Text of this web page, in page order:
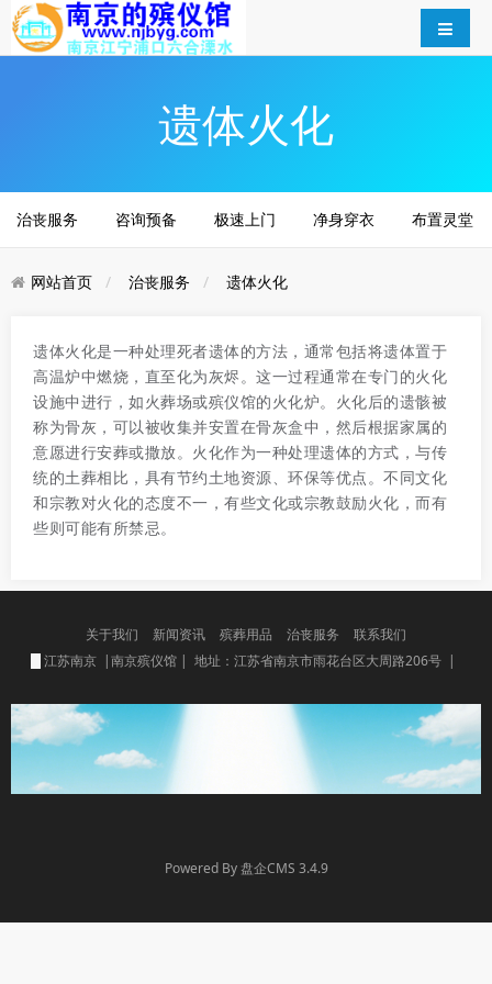
遗体火化
治丧服务 咨询预备 极速上门 净身穿衣 布置灵堂
网站首页 治丧服务 遗体火化
遗体火化是一种处理死者遗体的方法，通常包括将遗体置于
高温炉中燃烧，直至化为灰烬。这一过程通常在专门的火化
设施中进行，如火葬场或殡仪馆的火化炉。火化后的遗骸被
称为骨灰，可以被收集并安置在骨灰盒中，然后根据家属的
意愿进行安葬或撒放。火化作为一种处理遗体的方式，与传
统的土葬相比，具有节约土地资源、环保等优点。不同文化
和宗教对火化的态度不一，有些文化或宗教鼓励火化，而有
些则可能有所禁忌。
关于我们 新闻资讯 殡葬用品 治丧服务
联系我们
江苏南京 |南京殡仪馆 | 地址：江苏省南京市雨花台区大周路206号 |
Powered By 盘企CMS 3.4.9
盘企CMS